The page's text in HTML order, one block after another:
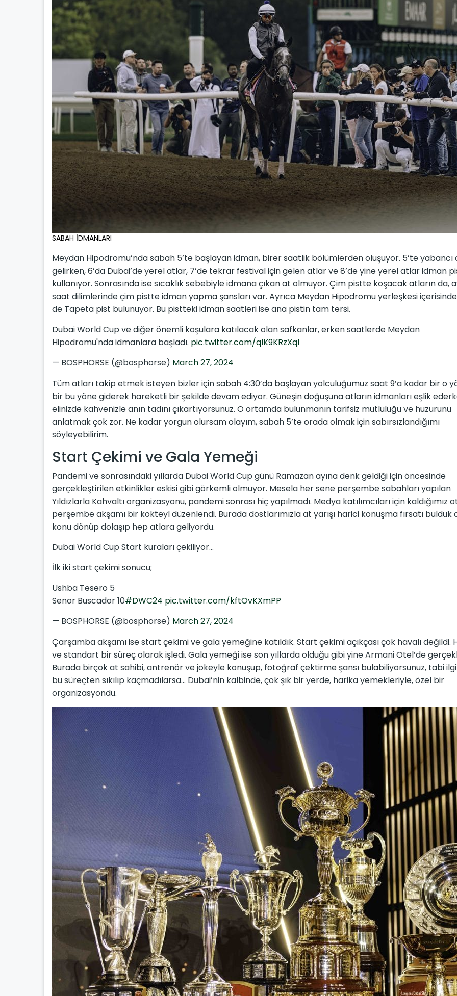
SABAH İDMANLARI
Meydan Hipodromu’nda sabah 5’te başlayan idman, birer saatlik bölümlerden oluşuyor. 5’te
gelirken, 6’da Dubai’de yerel atlar, 7’de tekrar festival için gelen atlar ve 8’de yine yerel atlar idman
kullanıyor. Sonrasında ise sıcaklık sebebiyle idmana çıkan at olmuyor. Çim pistte koşacak atların da,
saat dilimlerinde çim pistte idman yapma şansları var. Ayrıca Meydan Hipodromu yerleşkesi
de Tapeta pist bulunuyor. Bu pistteki idman saatleri ise ana pistin tam tersi.
Dubai World Cup ve diğer önemli koşulara katılacak olan safkanlar, erken saatlerde Meydan
Hipodromu'nda idmanlara başladı. pic.twitter.com/qlK9KRzXqI
— BOSPHORSE (@bosphorse) March 27, 2024
Tüm atları takip etmek isteyen bizler için sabah 4:30’da başlayan yolculuğumuz saat 9’a kadar bir o
bir bu yöne giderek hareketli bir şekilde devam ediyor. Güneşin doğuşuna atların idmanları eşlik
elinizde kahvenizle anın tadını çıkartıyorsunuz. O ortamda bulunmanın tarifsiz mutluluğu ve huzurunu
anlatmak çok zor. Ne kadar yorgun olursam olayım, sabah 5’te orada olmak için sabırsızlandığımı
söyleyebilirim.
Start Çekimi ve Gala Yemeği
Pandemi ve sonrasındaki yıllarda Dubai World Cup günü Ramazan ayına denk geldiği için öncesinde
gerçekleştirilen etkinlikler eskisi gibi görkemli olmuyor. Mesela her sene perşembe sabahları yapılan
Yıldızlarla Kahvaltı organizasyonu, pandemi sonrası hiç yapılmadı. Medya katılımcıları için kaldığımız
perşembe akşamı bir kokteyl düzenlendi. Burada dostlarımızla at yarışı harici konuşma fırsatı bulduk
konu dönüp dolaşıp hep atlara geliyordu.
Dubai World Cup Start kuraları çekiliyor…
İlk iki start çekimi sonucu;
Ushba Tesero 5
Senor Buscador 10#DWC24 pic.twitter.com/kftOvKXmPP
— BOSPHORSE (@bosphorse) March 27, 2024
Çarşamba akşamı ise start çekimi ve gala yemeğine katıldık. Start çekimi açıkçası çok havalı değildi.
ve standart bir süreç olarak işledi. Gala yemeği ise son yıllarda olduğu gibi yine Armani Otel’de
Burada birçok at sahibi, antrenör ve jokeyle konuşup, fotoğraf çektirme şansı bulabiliyorsunuz, tabi
bu süreçten sıkılıp kaçmadılarsa… Dubai’nin kalbinde, çok şık bir yerde, harika yemekleriyle, özel bir
organizasyondu.